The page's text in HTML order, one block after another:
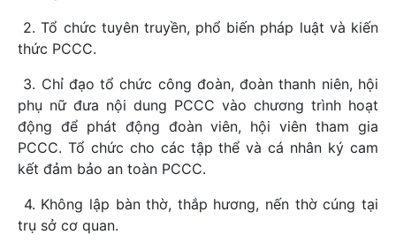
2. Tổ chức tuyên truyền, phổ biến pháp luật và kiến
thức PCCC.
3. Chỉ đạo tổ chức công đoàn, đoàn thanh niên, hội
phụ nữ đưa nội dung PCCC vào chương trình hoạt
động để phát động đoàn viên, hội viên tham gia
PCCC. Tổ chức cho các tập thể và cá nhân ký cam
kết đảm bảo an toàn PCCC.
4. Không lập bàn thờ, thắp hương, nến thờ cúng tại
trụ sở cơ quan.